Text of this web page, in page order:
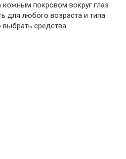
кожным покровом вокруг глаз
для любого возраста и типа
выбрать средства.